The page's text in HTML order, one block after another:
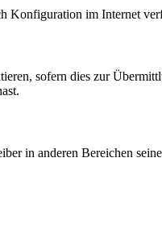
Konfiguration im Internet
sofern dies zur
in anderen Bereichen